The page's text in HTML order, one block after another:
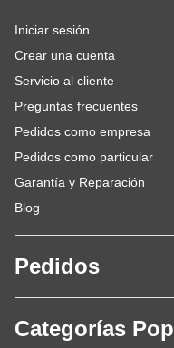
Iniciar sesión
Crear una cuenta
Servicio al cliente
Preguntas frecuentes
Pedidos como empresa
Pedidos como particular
Garantía y Reparación
Blog
Pedidos
Categorías